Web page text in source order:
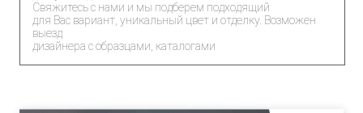
Свяжитесь с нами и мы подберем подходящий
для Вас вариант, уникальный цвет и отделку. Возможен
выезд
дизайнера с образцами, каталогами